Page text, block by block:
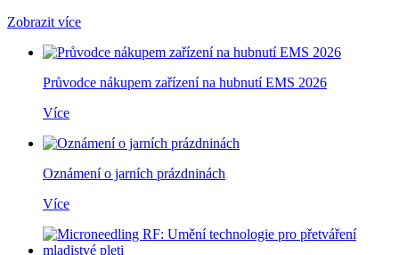
Zobrazit více
Průvodce nákupem zařízení na hubnutí EMS 2026
Více
Oznámení o jarních prázdninách
Více